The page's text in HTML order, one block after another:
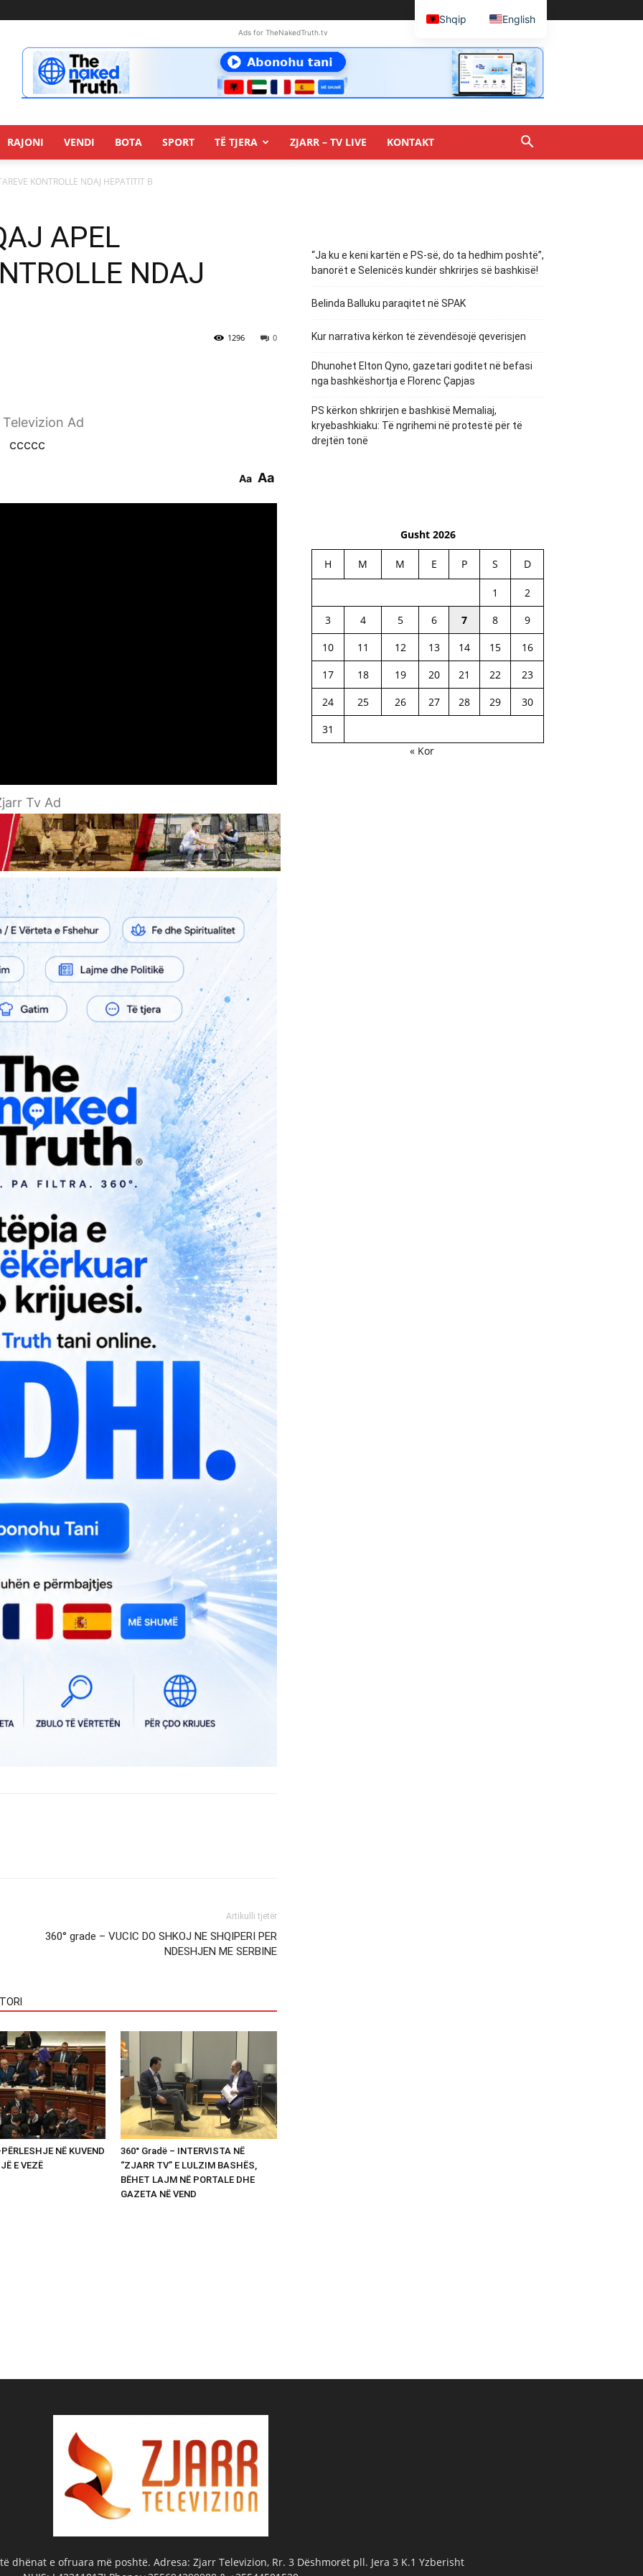
Ads for TheNakedTruth.tv
RAJONI VENDI BOTA SPORT TË TJERA ZJARR – TV LIVE KONTAKT
KONTROLLE NDAJ HEPATITIT B
APEL
NDAJ
0
1296
Ad
ccccc
Aa Aa
Tv Ad
Artikulli tjetër
360° grade – VUCIC DO SHKOJ NE SHQIPERI PER
NDESHJEN ME SERBINE
NË KUVEND
E VEZË
360° Gradë – INTERVISTA NË
“ZJARR TV” E LULZIM BASHËS,
BËHET LAJM NË PORTALE DHE
GAZETA NË VEND
“Ja ku e keni kartën e PS-së, do ta hedhim poshtë”,
banorët e Selenicës kundër shkrirjes së bashkisë!
Belinda Balluku paraqitet në SPAK
Kur narrativa kërkon të zëvendësojë qeverisjen
Dhunohet Elton Qyno, gazetari goditet në befasi
nga bashkëshortja e Florenc Çapjas
PS kërkon shkrirjen e bashkisë Memaliaj,
kryebashkiaku: Të ngrihemi në protestë për të
drejtën tonë
Gusht 2026
H M M E P S D
1
2
3
4 5 6 7 8
9
10
11 12 13 14 15
16
17
18 19 20 21 22
23
24
25 26 27 28 29
30
31
« Kor
dhënat e ofruara më poshtë. Adresa: Zjarr Televizion, Rr. 3 Dëshmorët pll. Jera 3 K.1 Yzberisht
Shqip English